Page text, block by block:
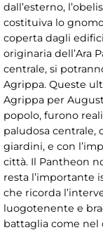
dall’esterno,
costituiva lo
coperta dagli
originaria dell’Ara
centrale, si
Agrippa. Queste
Agrippa per
popolo, furono
paludosa centrale,
giardini, e con
città. Il Pantheon
resta l’importante
che ricorda
luogotenente e
battaglia come nel